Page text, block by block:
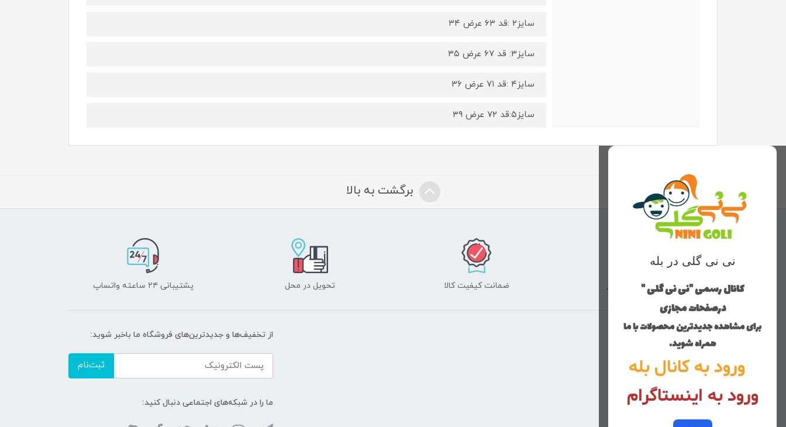
سایز۲ :قد ۶۳ عرض ۳۴
سایز۳: قد ۶۷ عرض ۳۵
سایز۴ :قد ۷۱ عرض ۳۶
سایز۵:قد ۷۲ عرض ۳۹
نی نی گلی در بله
کانال رسمی "نی نی گلی "
درصفحات مجازی
برای مشاهده جدیدترین محصولات با ما
همراه شوید.
ورود به کانال بله
ورود به اینستاگرام
برگشت به بالا
ارسال با پست پیشتاز ضمانت کیفیت کالا تحویل در محل پشتیبانی ۲۴ ساعته واتساپ
منوی وب‌سایت
محصولات
دخترانه
پسرانه
از تخفیف‌ها و جدیدترین‌های فروشگاه ما باخبر شوید:
ثبت‌نام
ما را در شبکه‌های اجتماعی دنبال کنید: